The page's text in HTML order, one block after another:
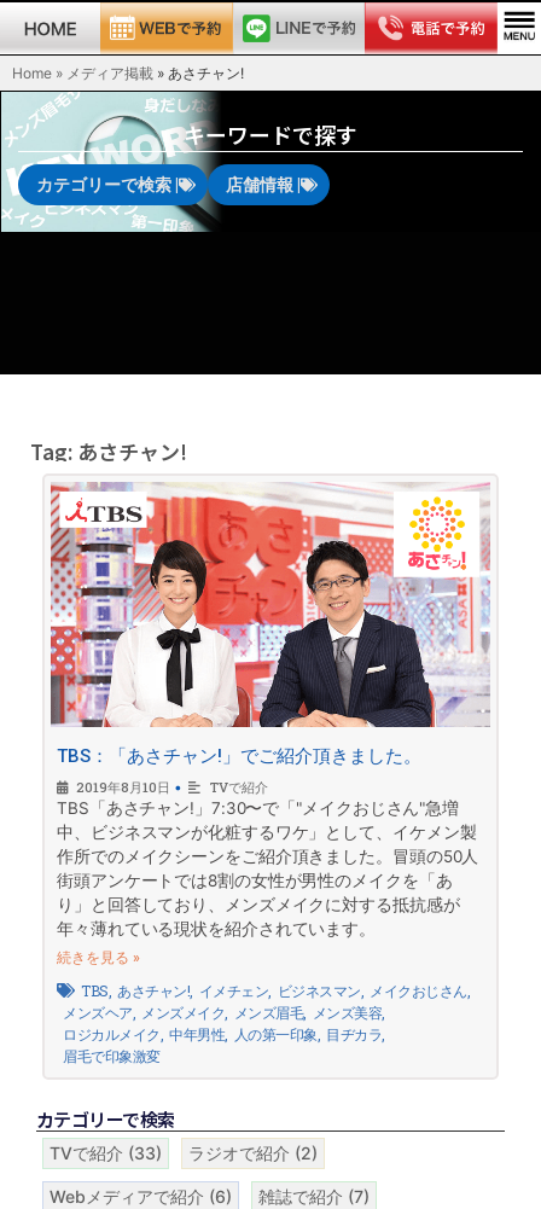
Home » メディア掲載 » あさチャン!
キーワードで探す
カテゴリーで検索 | 店舗情報 |
Tag: あさチャン!
TBS：「あさチャン!」でご紹介頂きました。
2019年8月10日 • TVで紹介
TBS「あさチャン!」7:30〜で「"メイクおじさん"急増
中、ビジネスマンが化粧するワケ」として、イケメン製
作所でのメイクシーンをご紹介頂きました。冒頭の50人
街頭アンケートでは8割の女性が男性のメイクを「あ
り」と回答しており、メンズメイクに対する抵抗感が
年々薄れている現状を紹介されています。
続きを見る »
TBS, あさチャン!, イメチェン, ビジネスマン, メイクおじさん,
メンズヘア, メンズメイク, メンズ眉毛, メンズ美容,
ロジカルメイク, 中年男性, 人の第一印象, 目ヂカラ,
眉毛で印象激変
カテゴリーで検索
TVで紹介 (33) ラジオで紹介 (2)
Webメディアで紹介 (6) 雑誌で紹介 (7)